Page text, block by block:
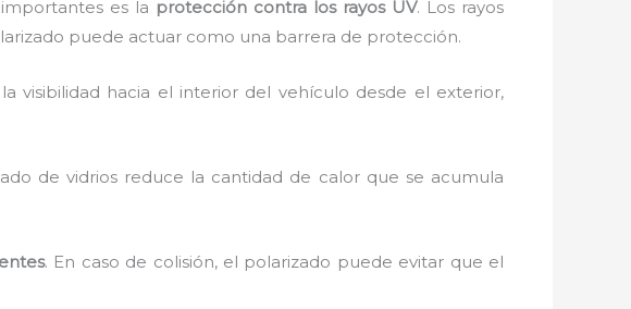
es la protección contra los rayos UV. Los rayos
puede actuar como una barrera de protección.
visibilidad hacia el interior del vehículo desde el exterior,
de vidrios reduce la cantidad de calor que se acumula
. En caso de colisión, el polarizado puede evitar que el